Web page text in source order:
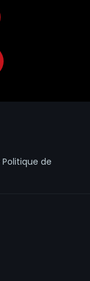
Politique de